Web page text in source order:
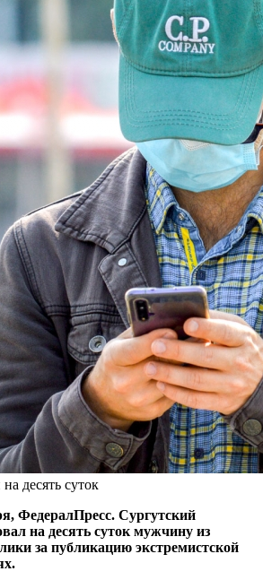
десять суток
ФедералПресс. Сургутский
на десять суток мужчину из
за публикацию экстремистской